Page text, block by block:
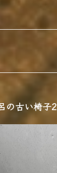
の古い椅子2